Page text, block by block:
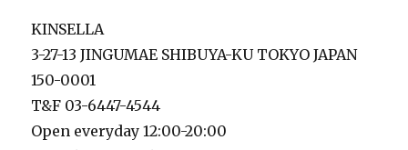
KINSELLA
3-27-13 JINGUMAE SHIBUYA-KU TOKYO JAPAN
150-0001
T&F 03-6447-4544
Open everyday 12:00-20:00